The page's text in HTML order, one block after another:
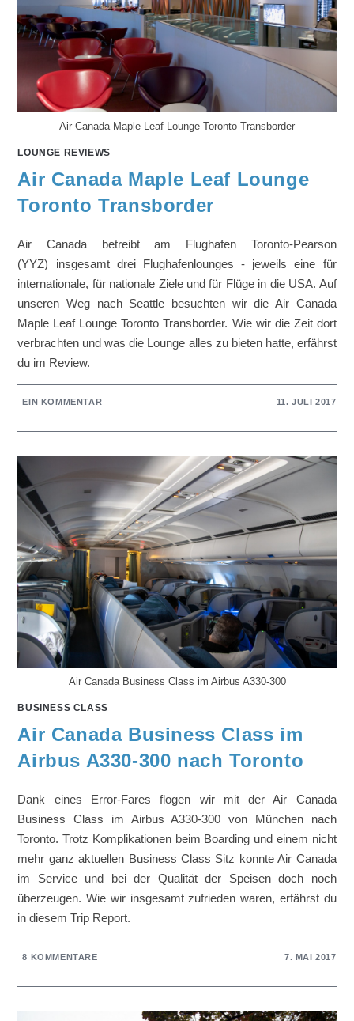
Air Canada Maple Leaf Lounge Toronto Transborder
LOUNGE REVIEWS
Air Canada Maple Leaf Lounge
Toronto Transborder
Air Canada betreibt am Flughafen Toronto-Pearson
(YYZ) insgesamt drei Flughafenlounges - jeweils eine für
internationale, für nationale Ziele und für Flüge in die USA. Auf
unseren Weg nach Seattle besuchten wir die Air Canada
Maple Leaf Lounge Toronto Transborder. Wie wir die Zeit dort
verbrachten und was die Lounge alles zu bieten hatte, erfährst
du im Review.
EIN KOMMENTAR 11. JULI 2017
Air Canada Business Class im Airbus A330-300
BUSINESS CLASS
Air Canada Business Class im
Airbus A330-300 nach Toronto
Dank eines Error-Fares flogen wir mit der Air Canada
Business Class im Airbus A330-300 von München nach
Toronto. Trotz Komplikationen beim Boarding und einem nicht
mehr ganz aktuellen Business Class Sitz konnte Air Canada
im Service und bei der Qualität der Speisen doch noch
überzeugen. Wie wir insgesamt zufrieden waren, erfährst du
in diesem Trip Report.
8 KOMMENTARE 7. MAI 2017